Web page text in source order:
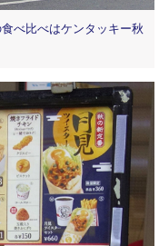
べ比べはケンタッキー秋